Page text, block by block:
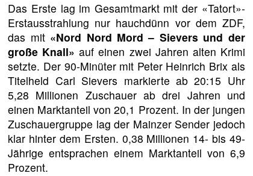
Das Erste lag im Gesamtmarkt mit der «Tatort»-
Erstausstrahlung nur hauchdünn vor dem ZDF,
das mit «Nord Nord Mord – Sievers und der
große Knall» auf einen zwei Jahren alten Krimi
setzte. Der 90-Minüter mit Peter Heinrich Brix als
Titelheld Carl Sievers markierte ab 20:15 Uhr
5,28 Millionen Zuschauer ab drei Jahren und
einen Marktanteil von 20,1 Prozent. In der jungen
Zuschauergruppe lag der Mainzer Sender jedoch
klar hinter dem Ersten. 0,38 Millionen 14- bis 49-
Jährige entsprachen einem Marktanteil von 6,9
Prozent.